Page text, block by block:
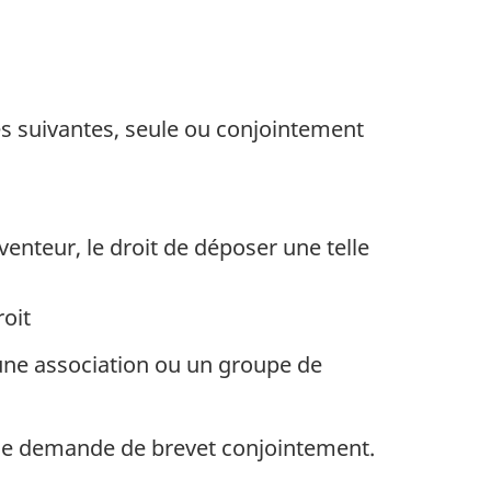
suivantes, seule ou conjointement
le droit de déposer une telle
association ou un groupe de
demande de brevet conjointement.